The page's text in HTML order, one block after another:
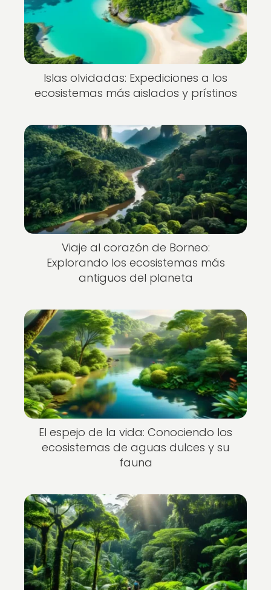
Islas olvidadas: Expediciones a los
ecosistemas más aislados y prístinos
Viaje al corazón de Borneo:
Explorando los ecosistemas más
antiguos del planeta
El espejo de la vida: Conociendo los
ecosistemas de aguas dulces y su
fauna